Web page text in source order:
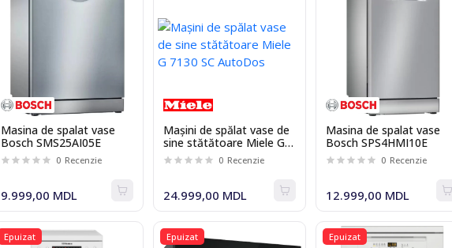
Masina de spalat vase
Bosch SMS25AI05E
0 Recenzie
9.999,00 MDL
Mașini de spălat vase de
sine stătătoare Miele G
7130 SC AutoDos
0 Recenzie
24.999,00 MDL
Masina de spalat vase
Bosch SPS4HMI10E
0 Recenzie
12.999,00 MDL
Epuizat Epuizat Epuizat